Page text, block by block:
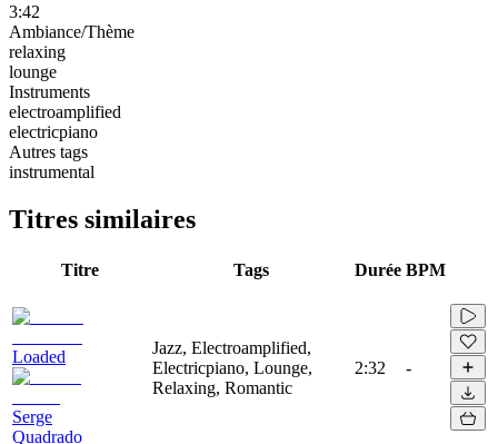
3:42
Ambiance/Thème
relaxing
lounge
Instruments
electroamplified
electricpiano
Autres tags
instrumental
Titres similaires
Titre Tags Durée BPM
Loaded
Serge
Quadrado
Jazz, Electroamplified,
Electricpiano, Lounge,
Relaxing, Romantic
2:32 -